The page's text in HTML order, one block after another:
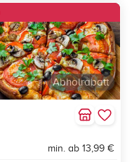
Abholrabatt
min. ab 13,99 €